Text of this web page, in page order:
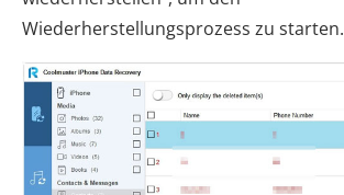
Wiederherstellungsprozess zu starten.